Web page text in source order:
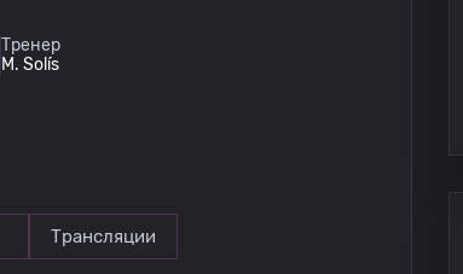
Тренер
M. Solís
Трансляции